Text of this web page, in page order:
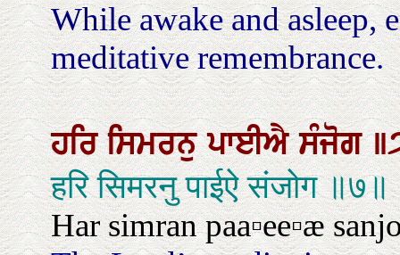
While awake and asleep,
meditative remembrance.
ਹਰਿਸਿਮਰਨੁਪਾਈਐਸੰਜੋਗ
हरि सिमरनु पाईऐ संजोग ॥७॥
Har simran paa▫ee▫æ